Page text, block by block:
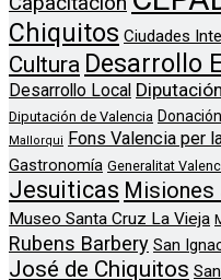
Chiquitos Ciudades
Cultura Desarrollo
Desarrollo Local
Diputación de Valencia Donación
Mallorqui
Fons Valencia per
Gastronomía Generalitat
Jesuiticas Misiones
Museo Santa Cruz La Vieja
Rubens Barbery San
José de Chiquitos